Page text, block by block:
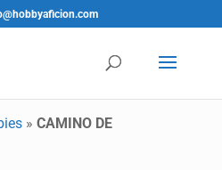
» CAMINO DE